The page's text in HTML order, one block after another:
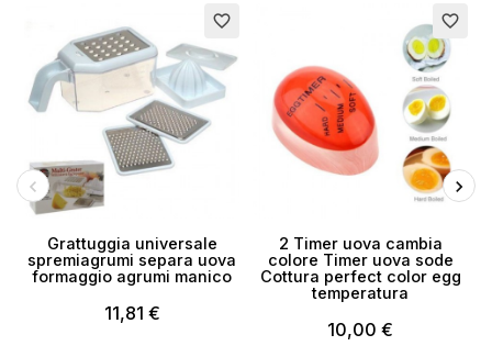
favorite_border
Grattuggia universale
spremiagrumi separa uova
formaggio agrumi manico
11,81 €
favorite_border
2 Timer uova cambia
colore Timer uova sode
Cottura perfect color egg
temperatura
10,00 €
Nome lista dei desideri
Annulla Crea lista dei desideri